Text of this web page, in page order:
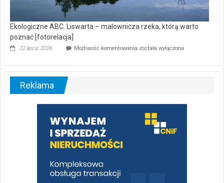
Ekologiczne ABC. Liswarta – malownicza rzeka, którą warto
poznać [fotorelacja]
22 lipca, 2026 Możliwość komentowania Ekologiczne
–
warto
poznać
[fotorelacja]
została wyłączona
Reklama